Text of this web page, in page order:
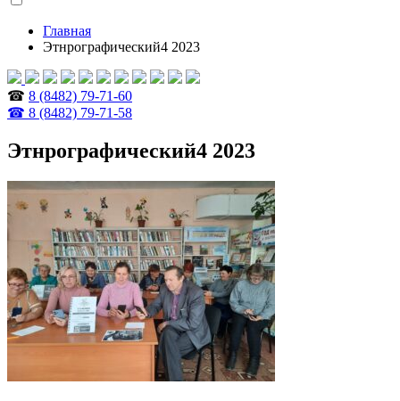
Главная
Этнрографический4 2023
☎ 8 (8482) 79-71-60
☎ 8 (8482) 79-71-58
Этнрографический4 2023